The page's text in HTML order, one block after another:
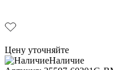
Цену уточняйте
Наличие